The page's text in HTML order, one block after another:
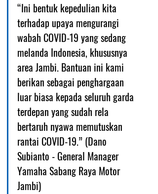
“Ini bentuk kepedulian kita
terhadap upaya mengurangi
wabah COVID-19 yang sedang
melanda Indonesia, khususnya
area Jambi. Bantuan ini kami
berikan sebagai penghargaan
luar biasa kepada seluruh garda
terdepan yang sudah rela
bertaruh nyawa memutuskan
rantai COVID-19.” (Dano
Subianto - General Manager
Yamaha Sabang Raya Motor
Jambi)